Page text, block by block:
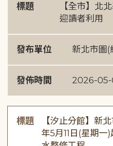
標題
【全市】北
迎讀者利用
發布單位 新北市圖(
發佈時間 2026-05-
標題
【汐止分館】新
年5月11日(星期